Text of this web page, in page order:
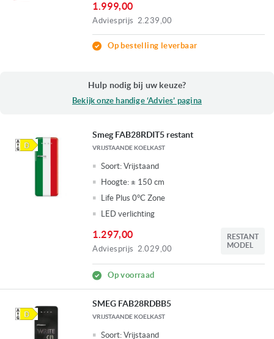
1.999,00
Adviesprijs 2.239,00
Op bestelling leverbaar
Hulp nodig bij uw keuze?
Bekijk onze handige ‘Advies’ pagina
Smeg FAB28RDIT5 restant
VRIJSTAANDE KOELKAST
Soort: Vrijstaand
Hoogte: ± 150 cm
Life Plus 0°C Zone
LED verlichting
1.297,00
Adviesprijs 2.029,00
RESTANT
MODEL
Op voorraad
SMEG FAB28RDBB5
VRIJSTAANDE KOELKAST
Soort: Vrijstaand